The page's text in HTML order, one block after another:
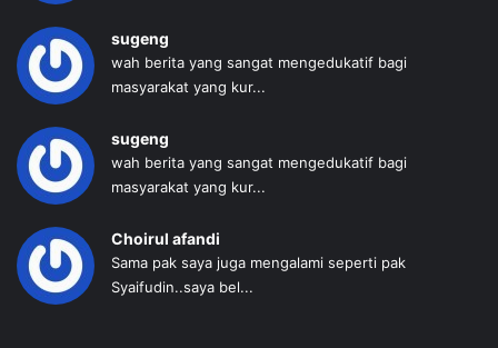
sugeng
wah berita yang sangat mengedukatif bagi
masyarakat yang kur...
sugeng
wah berita yang sangat mengedukatif bagi
masyarakat yang kur...
Choirul afandi
Sama pak saya juga mengalami seperti pak
Syaifudin..saya bel...